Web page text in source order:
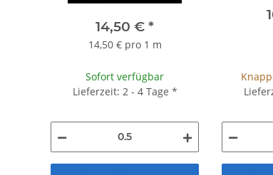
14,50 € *
14,50 € pro 1 m
Sofort verfügbar
Lieferzeit: 2 - 4 Tage *